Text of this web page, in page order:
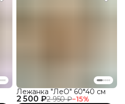
2 500 ₽2 950 ₽−15%
Лежанка "ЛеО" 60*40 см